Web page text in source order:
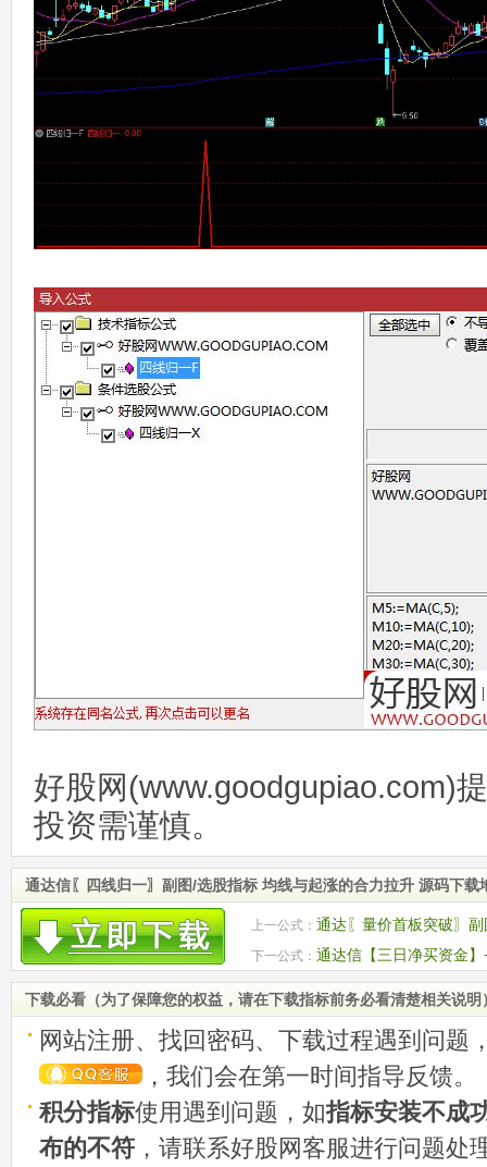
好股网(www.goodgupiao.com)
投资需谨慎。
通达信〖四线归一〗副图/选股指标 均线与起涨的合力拉升 源码下载
上一公式： 通达〖量价首板突破〗
源码
下一公式： 通达信【三日净买资金
股 源码
下载必看（为了保障您的权益，请在下载指标前务必看清楚相关说明
网站注册、找回密码、下载过程遇到问题
，我们会在第一时间指导反馈。
积分指标使用遇到问题，如指标安装不成
布的不符 ，请联系好股网客服进行问题处